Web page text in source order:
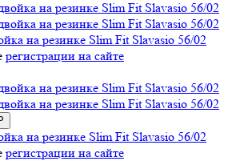
на резинке Slim Fit Slavasio 56/02
регистрации на сайте
на резинке Slim Fit Slavasio 56/02
регистрации на сайте